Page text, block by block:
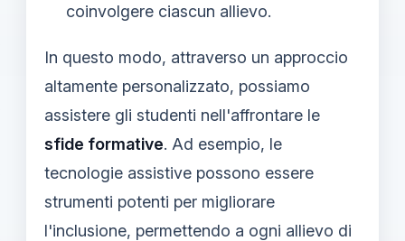
coinvolgere ciascun allievo.
In questo modo, attraverso un approccio
altamente personalizzato, possiamo
assistere gli studenti nell'affrontare le
sfide formative. Ad esempio, le
tecnologie assistive possono essere
strumenti potenti per migliorare
l'inclusione, permettendo a ogni allievo di